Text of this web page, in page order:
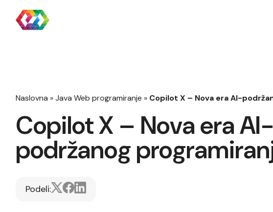
Naslovna »Java Web programiranje » Copilot X – Nova era AI-
Copilot X – Nova era AI-
podržanog
Podeli: